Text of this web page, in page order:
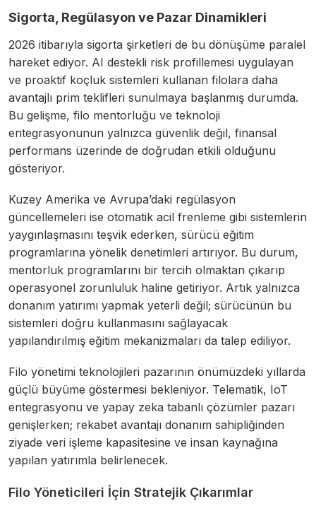
Sigorta, Regülasyon ve Pazar Dinamikleri
2026 itibarıyla sigorta şirketleri de bu dönüşüme paralel
hareket ediyor. AI destekli risk profillemesi uygulayan
ve proaktif koçluk sistemleri kullanan filolara daha
avantajlı prim teklifleri sunulmaya başlanmış durumda.
Bu gelişme, filo mentorluğu ve teknoloji
entegrasyonunun yalnızca güvenlik değil, finansal
performans üzerinde de doğrudan etkili olduğunu
gösteriyor.
Kuzey Amerika ve Avrupa’daki regülasyon
güncellemeleri ise otomatik acil frenleme gibi sistemlerin
yaygınlaşmasını teşvik ederken, sürücü eğitim
programlarına yönelik denetimleri artırıyor. Bu durum,
mentorluk programlarını bir tercih olmaktan çıkarıp
operasyonel zorunluluk haline getiriyor. Artık yalnızca
donanım yatırımı yapmak yeterli değil; sürücünün bu
sistemleri doğru kullanmasını sağlayacak
yapılandırılmış eğitim mekanizmaları da talep ediliyor.
Filo yönetimi teknolojileri pazarının önümüzdeki yıllarda
güçlü büyüme göstermesi bekleniyor. Telematik, IoT
entegrasyonu ve yapay zeka tabanlı çözümler pazarı
genişlerken; rekabet avantajı donanım sahipliğinden
ziyade veri işleme kapasitesine ve insan kaynağına
yapılan yatırımla belirlenecek.
Filo Yöneticileri İçin Stratejik Çıkarımlar